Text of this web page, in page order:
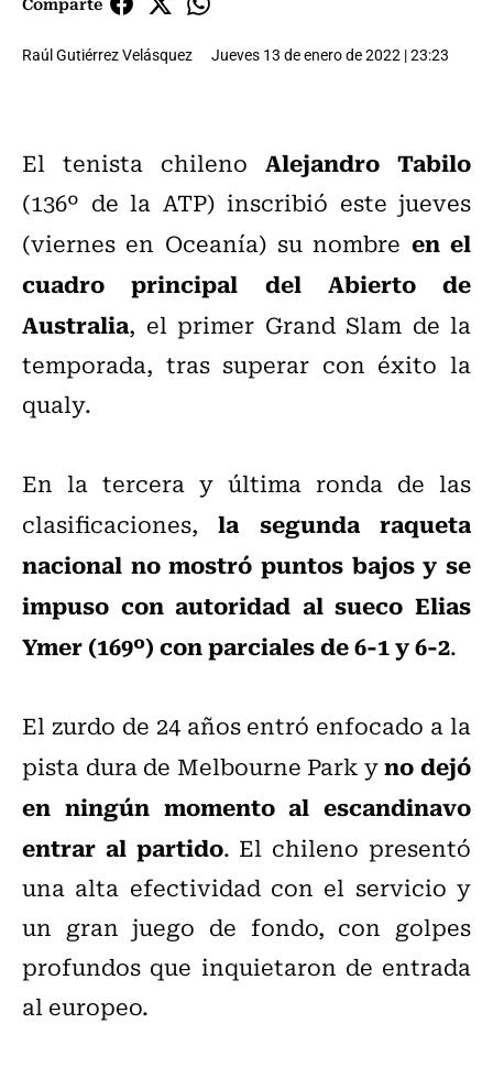
Raúl Gutiérrez Velásquez Jueves 13 de enero de 2022 | 23:23
El tenista chileno Alejandro Tabilo
(136º de la ATP) inscribió este jueves
(viernes en Oceanía) su nombre en el
cuadro principal del Abierto de
Australia, el primer Grand Slam de la
temporada, tras superar con éxito la
qualy.
En la tercera y última ronda de las
clasificaciones,la segunda raqueta
nacional no mostró puntos bajos y se
impuso con autoridad al sueco Elias
Ymer (169º) con parciales de 6-1 y 6-2.
El zurdo de 24 años entró enfocado a la
pista dura de Melbourne Park yno dejó
en ningún momento al escandinavo
entrar al partido. El chileno presentó
una alta efectividad con el servicio y
un gran juego de fondo, con golpes
profundos que inquietaron de entrada
al europeo.